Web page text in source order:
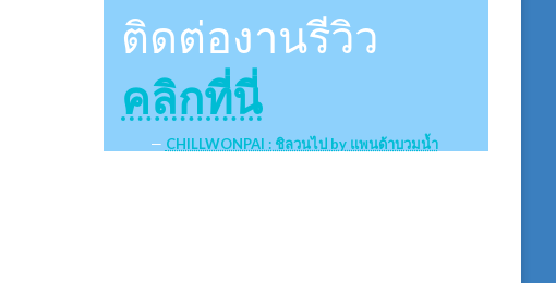
ติดต่องานรีวิว
คลิกที่นี่
CHILLWONPAI : ชิลวนไป by แพนด้าบวมน้ำ